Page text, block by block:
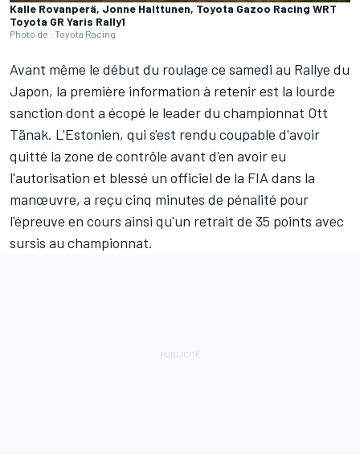
Kalle Rovanperä, Jonne Halttunen, Toyota Gazoo Racing WRT
Toyota GR Yaris Rally1
Photo de : Toyota Racing
Avant même le début du roulage ce samedi au Rallye du
Japon, la première information à retenir est la lourde
sanction dont a écopé le leader du championnat Ott
Tänak. L'Estonien, qui s'est rendu coupable d'avoir
quitté la zone de contrôle avant d'en avoir eu
l'autorisation et blessé un officiel de la FIA dans la
manœuvre, a reçu cinq minutes de pénalité pour
l'épreuve en cours ainsi qu'un retrait de 35 points avec
sursis au championnat.